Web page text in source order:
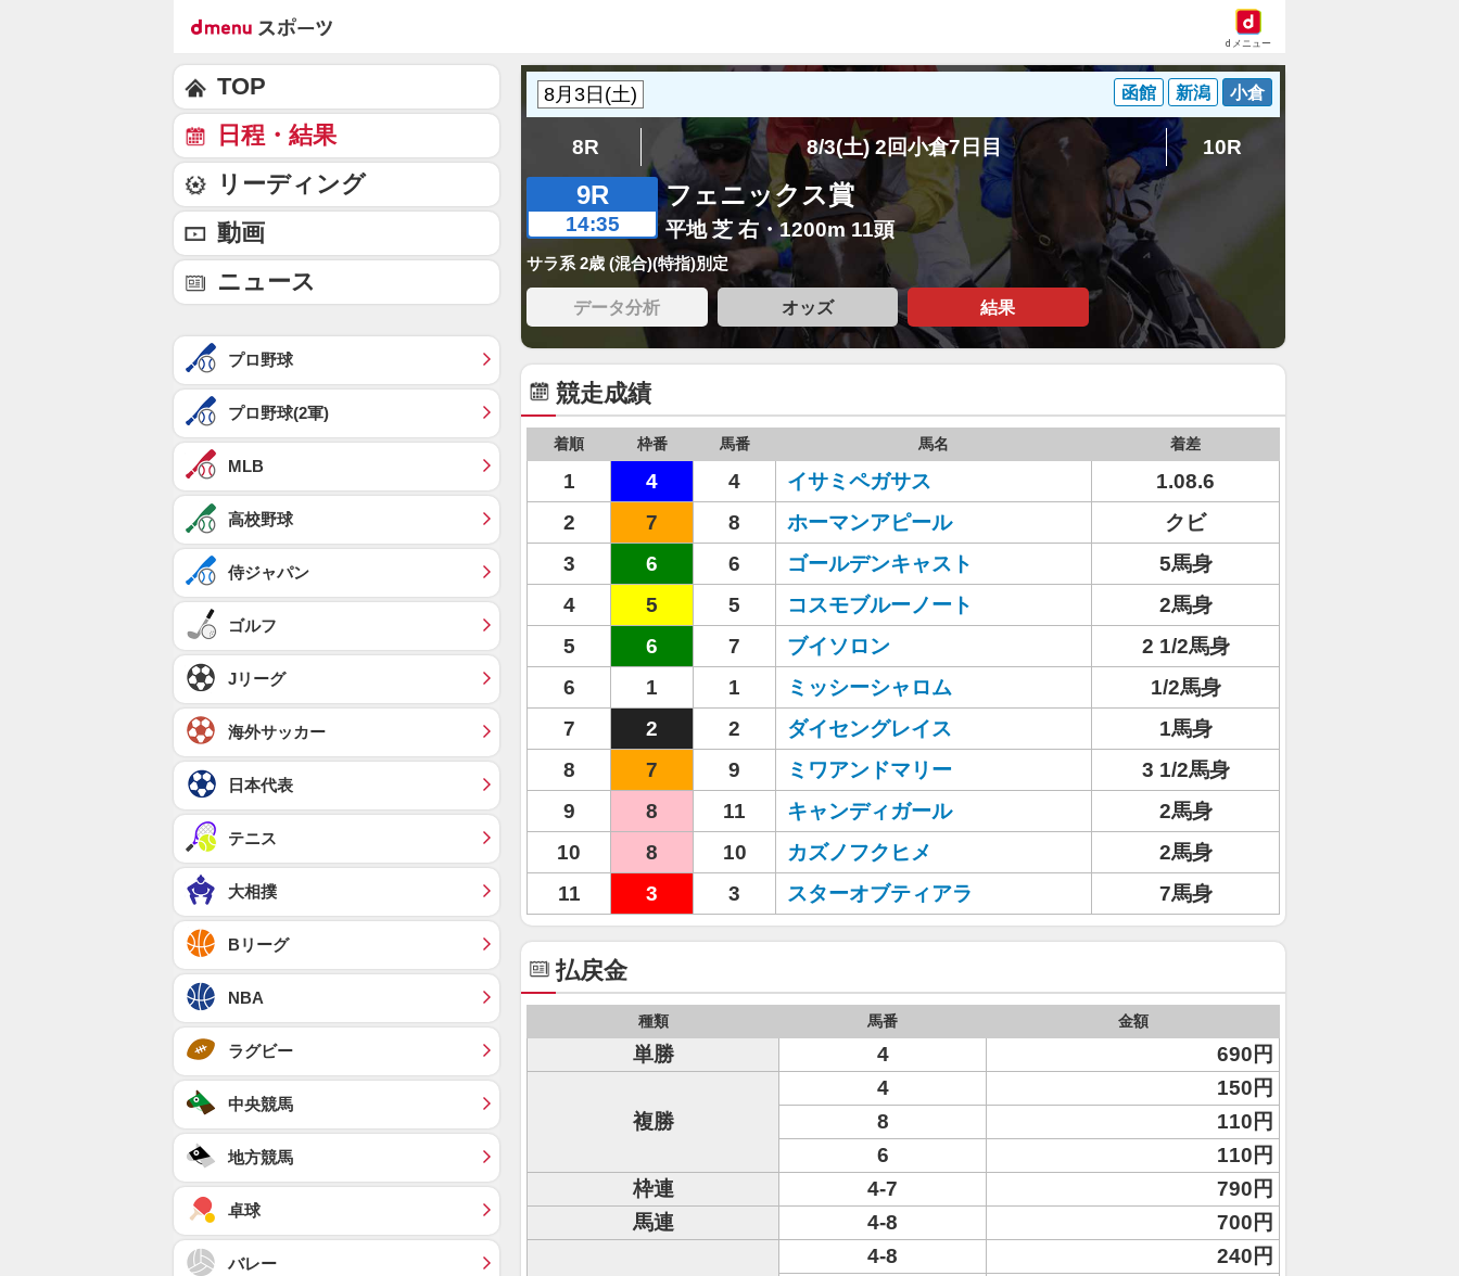
dメニュー
函館 新潟 小倉
8R 8/3(土) 2回小倉7日目 10R
9R
14:35
フェニックス賞
平地 芝 右・1200m 11頭
サラ系 2歳 (混合)(特指)別定
データ分析 オッズ 結果
競走成績
着順 枠番 馬番 馬名 着差
1 4 4 イサミペガサス
1.08.6
2
7 8 ホーマンアピール
クビ
3
6 6 ゴールデンキャスト
5馬身
4
5 5 コスモブルーノート
2馬身
5
6 7 ブイソロン
2 1/2馬身
6
1 1 ミッシーシャロム
1/2馬身
7
2 2 ダイセングレイス
1馬身
8
7 9 ミワアンドマリー
3 1/2馬身
9
8 11 キャンディガール
2馬身
10
8 10 カズノフクヒメ
2馬身
11
3 3 スターオブティアラ 7馬身
払戻金
種類 馬番 金額
単勝 4 690円
複勝
4
150円
8
110円
6
110円
枠連
4-7
790円
馬連
4-8 700円
4-8
240円
TOP
日程・結果
リーディング
動画
ニュース
プロ野球
プロ野球(2軍)
MLB
高校野球
侍ジャパン
ゴルフ
Jリーグ
海外サッカー
日本代表
テニス
大相撲
Bリーグ
NBA
ラグビー
中央競馬
地方競馬
卓球
バレー